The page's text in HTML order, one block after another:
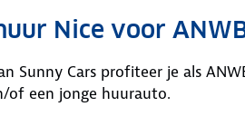
Nice voor
Sunny Cars profiteer je als
of een jonge huurauto.